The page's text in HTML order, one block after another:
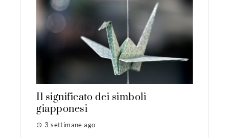
Il significato dei simboli
giapponesi
3 settimane ago